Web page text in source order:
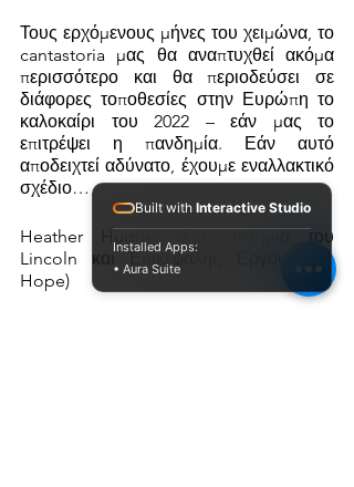
Τους ερχόμενους μήνες του χειμώνα, το
cantastoria μας θα αναπτυχθεί ακόμα
περισσότερο και θα περιοδεύσει σε
διάφορες τοποθεσίες στην Ευρώπη το
καλοκαίρι του 2022 – εάν μας το
επιτρέψει η πανδημία. Εάν αυτό
αποδειχτεί αδύνατο, έχουμε εναλλακτικό
σχέδιο…
Heather Hughes (Πανεπιστήμιο του
Lincoln και Επικεφαλής Έργου WE-
Hope)
Built with Interactive Studio
Installed Apps:
• Aura Suite